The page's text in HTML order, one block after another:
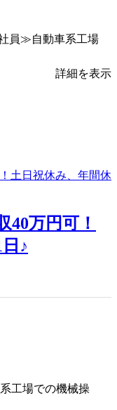
員≫自動車系工場
詳細を表示
40万円可！
♪
工場での機械操